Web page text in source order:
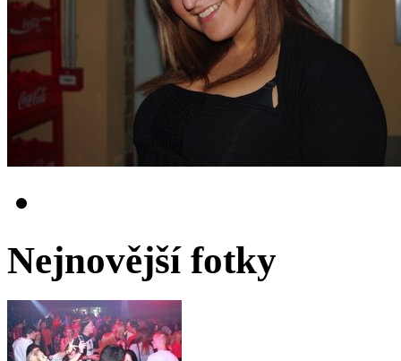
Nejnovější fotky